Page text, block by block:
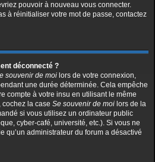
pouvoir à nouveau vous connecter.
à réinitialiser votre mot de passe, contactez
déconnecté ?
souvenir de moi lors de votre connexion,
une durée déterminée. Cela empêche
compte à votre insu en utilisant le même
cochez la case Se souvenir de moi lors de la
si vous utilisez un ordinateur public
cyber-café, université, etc.). Si vous ne
qu’un administrateur du forum a désactivé